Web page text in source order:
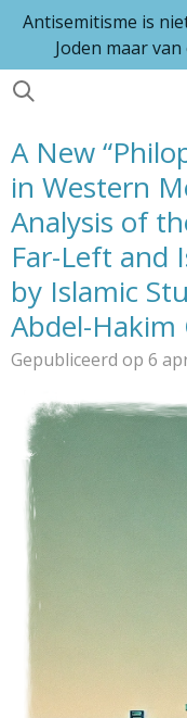
Ga
naar
de
Antisemitisme is
Joden maar
A New
in Western
Analysis of
Far-Left and
by Islamic
Abdel-Hakim
Gepubliceerd op 6